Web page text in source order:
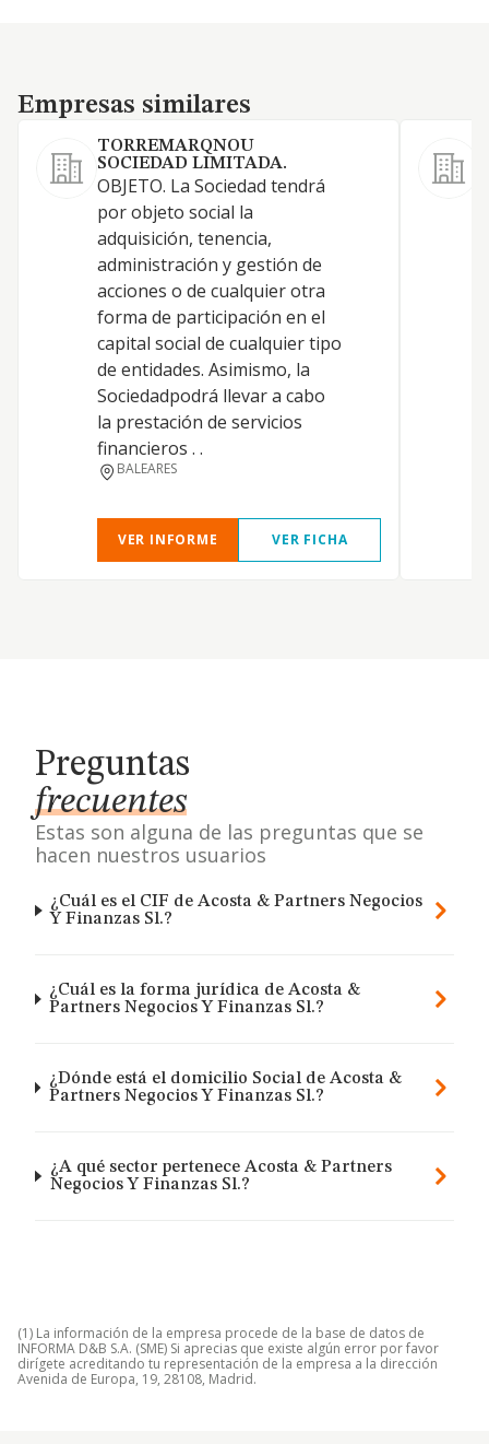
Empresas similares
Empresas similares
TORREMARQNOU
SOCIEDAD LIMITADA.
OBJETO. La Sociedad tendrá
por objeto social la
adquisición, tenencia,
administración y gestión de
acciones o de cualquier otra
forma de participación en el
capital social de cualquier tipo
de entidades. Asimismo, la
Sociedadpodrá llevar a cabo
la prestación de servicios
financieros . .
BALEARES
VER INFORME VER FICHA
Preguntas
frecuentes
Estas son alguna de las preguntas que se
hacen nuestros usuarios
¿Cuál es el CIF de Acosta & Partners Negocios
Y Finanzas Sl.?
¿Cuál es la forma jurídica de Acosta &
Partners Negocios Y Finanzas Sl.?
¿Dónde está el domicilio Social de Acosta &
Partners Negocios Y Finanzas Sl.?
¿A qué sector pertenece Acosta & Partners
Negocios Y Finanzas Sl.?
(1) La información de la empresa procede de la base de datos de
INFORMA D&B S.A. (SME) Si aprecias que existe algún error por favor
dirígete acreditando tu representación de la empresa a la dirección
Avenida de Europa, 19, 28108, Madrid.